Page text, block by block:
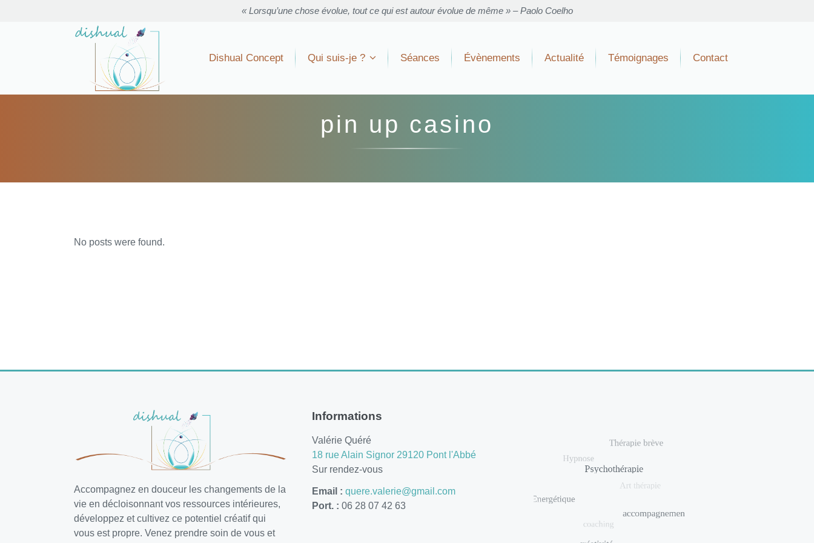
« Lorsqu’une chose évolue, tout ce qui est autour évolue de même » – Paolo Coelho
Dishual Concept Qui suis-je ? Séances Évènements Actualité Témoignages Contact
pin up casino
No posts were found.
Accompagnez en douceur les changements de la
vie en décloisonnant vos ressources intérieures,
développez et cultivez ce potentiel créatif qui
vous est propre. Venez prendre soin de vous et
Informations
Valérie Quéré
18 rue Alain Signor 29120 Pont l'Abbé
Sur rendez-vous
Email : quere.valerie@gmail.com
Port. : 06 28 07 42 63